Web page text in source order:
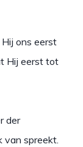
ons eerst
Hij eerst tot
der
van spreekt.